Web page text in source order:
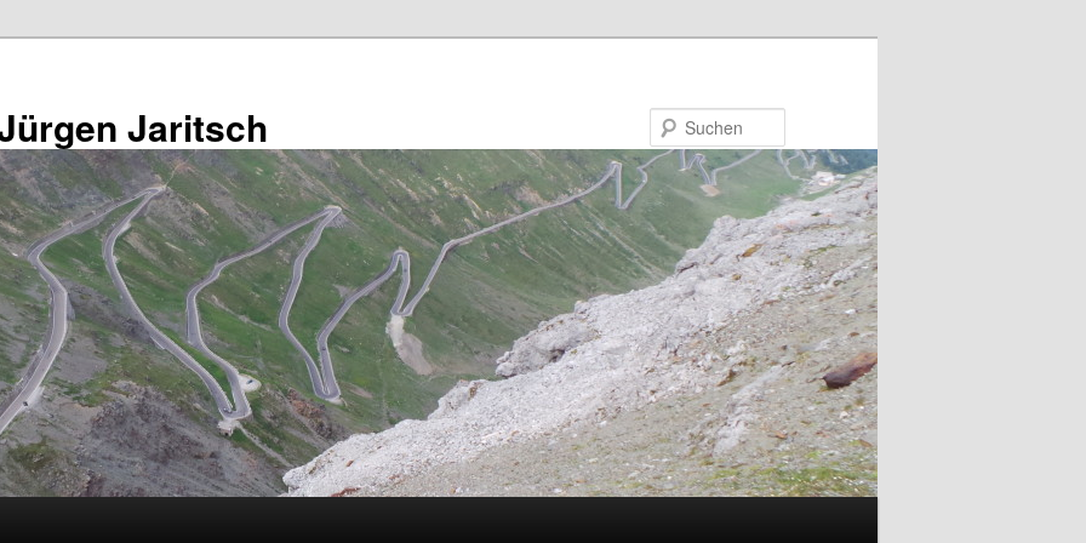
Jaritsch